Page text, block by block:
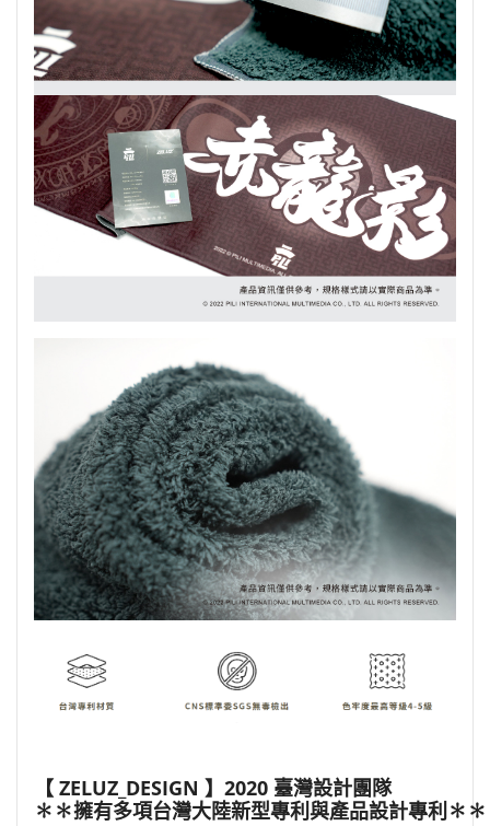
【 ZELUZ_DESIGN 】2020 臺灣設計團隊
✽✽擁有多項台灣大陸新型專利與產品設計專利✽✽